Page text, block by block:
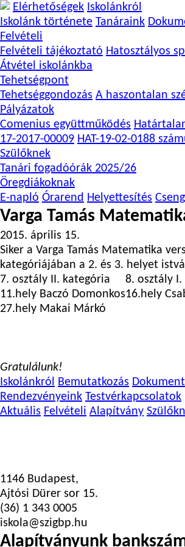
Elérhetőségek Iskolánkról
Iskolánk története Tanáraink
Felvételi
Felvételi tájékoztató Hatosztályos
Átvétel iskolánkba
Tehetségpont
Tehetséggondozás A haszontalan
Pályázatok
Comenius együttműködés
17-2017-00009 HAT-19-02-0188
Szülőknek
Tanári fogadóórák 2025/26
Öregdiákoknak
E-napló Órarend Helyettesítés
Varga Tamás
2015. április 15.
Siker a Varga Tamás Matematika
kategóriájában a 2. és 3. helyet
7. osztály II. kategória
8. osztály
11.hely Baczó Domonkos16.hely
27.hely Makai Márkó
Gratulálunk!
Iskolánkról Bemutatkozás
Rendezvényeink Testvérkapcsolatok
Aktuális Felvételi Alapítvány
1146 Budapest,
Ajtósi Dürer sor 15.
(36) 1 343 0005
iskola@szigbp.hu
Alapítványunk